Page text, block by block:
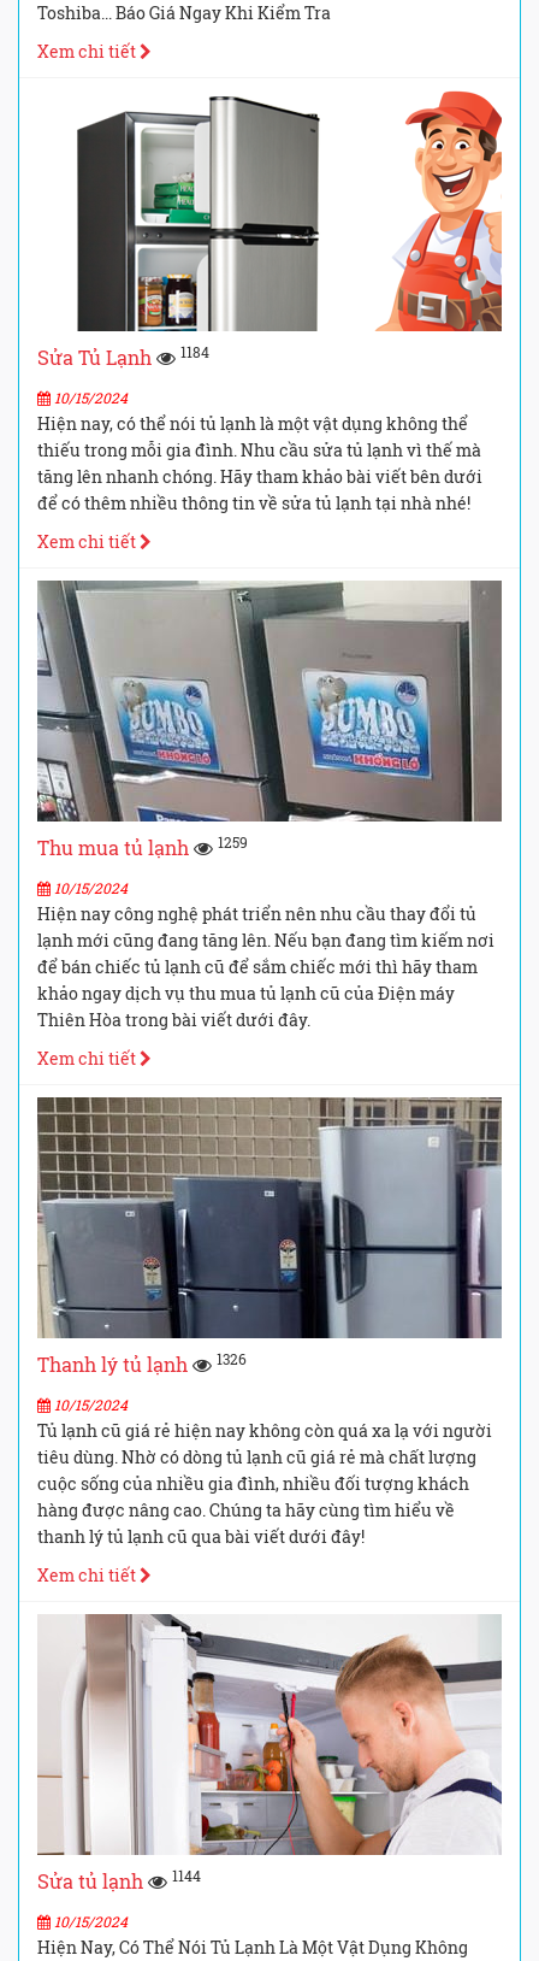
Toshiba... Báo Giá Ngay Khi Kiểm Tra
Xem chi tiết
Sửa Tủ Lạnh 1184
10/15/2024
Hiện nay, có thể nói tủ lạnh là một vật dụng không thể
thiếu trong mỗi gia đình. Nhu cầu sửa tủ lạnh vì thế mà
tăng lên nhanh chóng. Hãy tham khảo bài viết bên dưới
để có thêm nhiều thông tin về sửa tủ lạnh tại nhà nhé!
Xem chi tiết
Thu mua tủ lạnh 1259
10/15/2024
Hiện nay công nghệ phát triển nên nhu cầu thay đổi tủ
lạnh mới cũng đang tăng lên. Nếu bạn đang tìm kiếm nơi
để bán chiếc tủ lạnh cũ để sắm chiếc mới thì hãy tham
khảo ngay dịch vụ thu mua tủ lạnh cũ của Điện máy
Thiên Hòa trong bài viết dưới đây.
Xem chi tiết
Thanh lý tủ lạnh 1326
10/15/2024
Tủ lạnh cũ giá rẻ hiện nay không còn quá xa lạ với người
tiêu dùng. Nhờ có dòng tủ lạnh cũ giá rẻ mà chất lượng
cuộc sống của nhiều gia đình, nhiều đối tượng khách
hàng được nâng cao. Chúng ta hãy cùng tìm hiểu về
thanh lý tủ lạnh cũ qua bài viết dưới đây!
Xem chi tiết
Sửa tủ lạnh 1144
10/15/2024
Hiện Nay, Có Thể Nói Tủ Lạnh Là Một Vật Dụng Không